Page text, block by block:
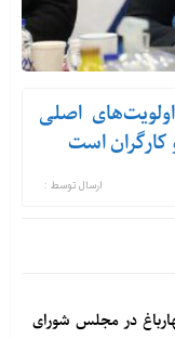
اصلی
است
ارسال توسط :
در مجلس شورای